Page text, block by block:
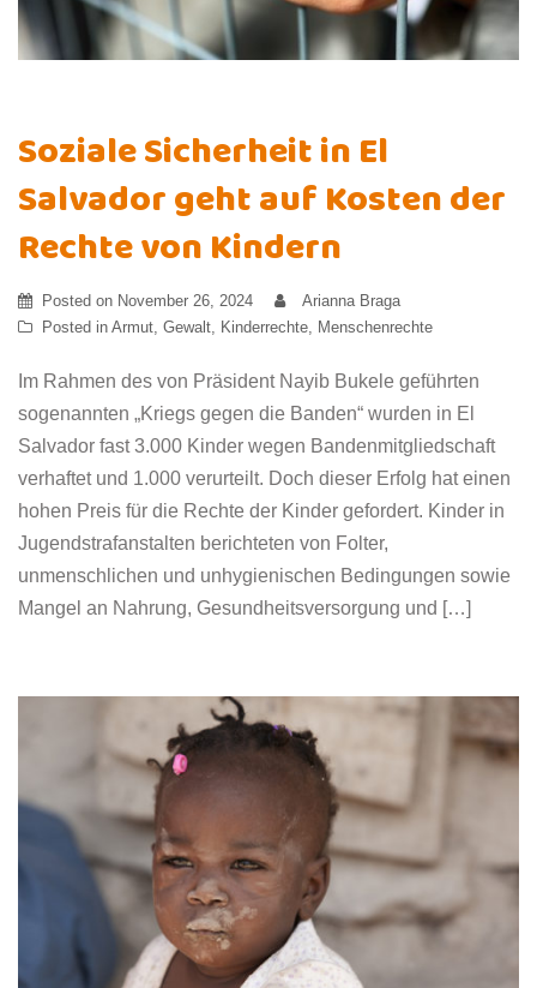
Soziale Sicherheit in El
Salvador geht auf Kosten der
Rechte von Kindern
Posted on November 26, 2024
Arianna Braga
Posted in Armut, Gewalt, Kinderrechte, Menschenrechte
Im Rahmen des von Präsident Nayib Bukele geführten
sogenannten „Kriegs gegen die Banden“ wurden in El
Salvador fast 3.000 Kinder wegen Bandenmitgliedschaft
verhaftet und 1.000 verurteilt. Doch dieser Erfolg hat einen
hohen Preis für die Rechte der Kinder gefordert. Kinder in
Jugendstrafanstalten berichteten von Folter,
unmenschlichen und unhygienischen Bedingungen sowie
Mangel an Nahrung, Gesundheitsversorgung und […]